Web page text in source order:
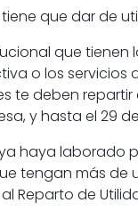
que tienen
o los
te deben repartir
y hasta el 29
haya laborado
tengan más
Reparto de